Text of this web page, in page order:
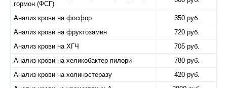
гормон (ФСГ)
Анализ крови на фосфор
350 руб.
Анализ крови на фруктозамин
720 руб.
Анализ крови на ХГЧ
705 руб.
Анализ крови на хеликобактер пилори
780 руб.
Анализ крови на холинэстеразу
420 руб.